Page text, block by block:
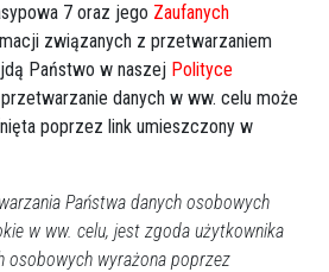
0
7 oraz jego Zaufanych
związanych z przetwarzaniem
Państwo w naszej Polityce
danych w ww. celu może
poprzez link umieszczony w
Państwa danych osobowych
w ww. celu, jest zgoda użytkownika
osobowych wyrażona poprzez